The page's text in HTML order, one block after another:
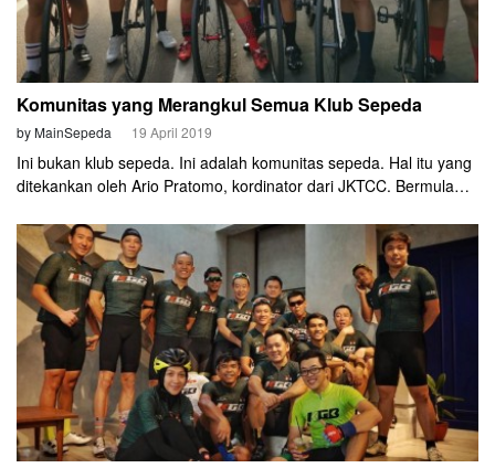
Komunitas yang Merangkul Semua Klub Sepeda
by MainSepeda 19 April 2019
Ini bukan klub sepeda. Ini adalah komunitas sepeda. Hal itu yang
ditekankan oleh Ario Pratomo, kordinator dari JKTCC. Bermula
sedang berkumpul lalu tercetuslah ide membuat nama BL9 untuk
komunitas ini. Semakin berkembang, semakin banyak anggota
yang bergabung. Berubahlah nama komunitas ini menjadi JKTCC.